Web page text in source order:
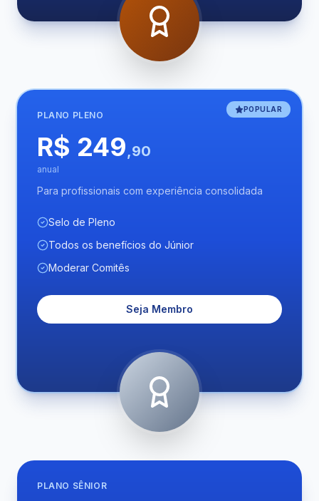
POPULAR
PLANO PLENO
R$ 249,90
anual
Para profissionais com experiência consolidada
Selo de Pleno
Todos os benefícios do Júnior
Moderar Comitês
Seja Membro
PLANO SÊNIOR